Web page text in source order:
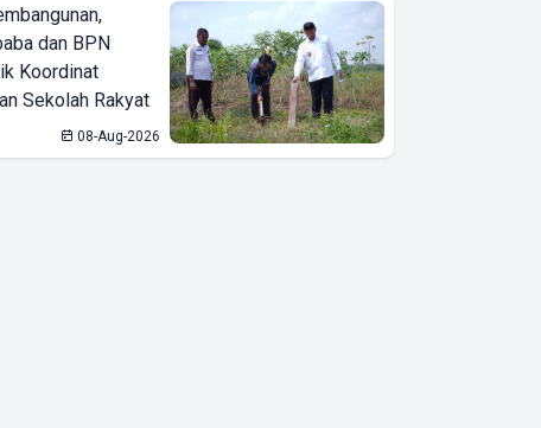
SEAMEO
BIOTROP
Gelar National
& Regional
Training
dan BPN
Koordinat
Sekolah Rakyat
08-Aug-2026